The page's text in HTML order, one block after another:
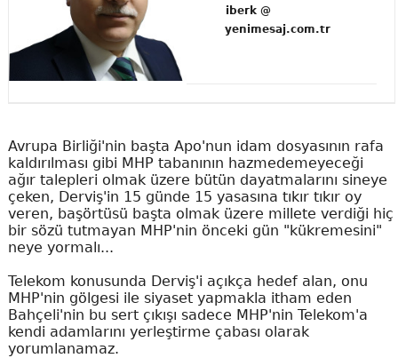
iberk @
yenimesaj.com.tr
Avrupa Birliği'nin başta Apo'nun idam dosyasının rafa
kaldırılması gibi MHP tabanının hazmedemeyeceği
ağır talepleri olmak üzere bütün dayatmalarını sineye
çeken, Derviş'in 15 günde 15 yasasına tıkır tıkır oy
veren, başörtüsü başta olmak üzere millete verdiği hiç
bir sözü tutmayan MHP'nin önceki gün "kükremesini"
neye yormalı...
Telekom konusunda Derviş'i açıkça hedef alan, onu
MHP'nin gölgesi ile siyaset yapmakla itham eden
Bahçeli'nin bu sert çıkışı sadece MHP'nin Telekom'a
kendi adamlarını yerleştirme çabası olarak
yorumlanamaz.